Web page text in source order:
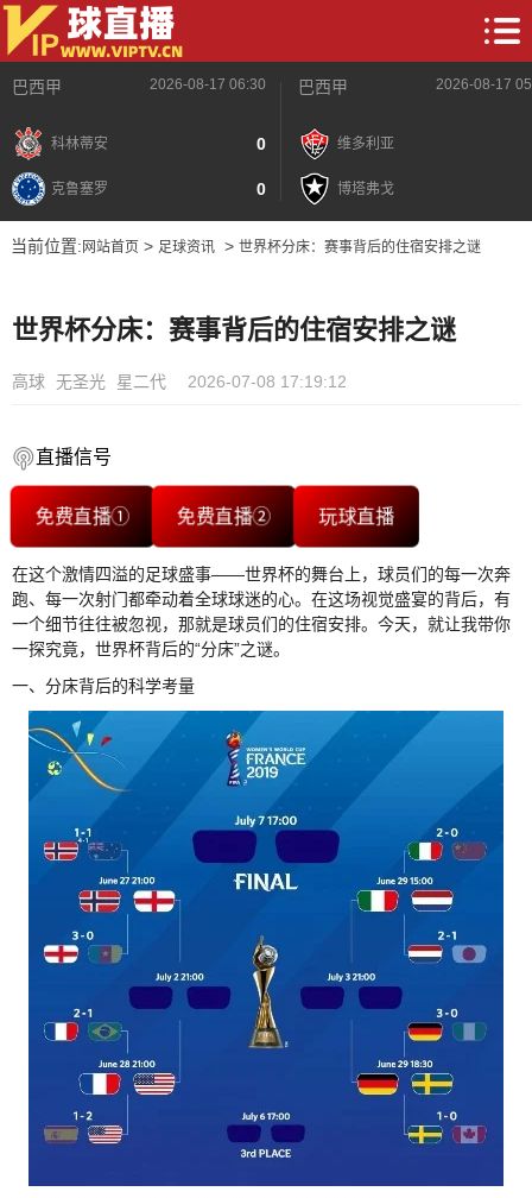
巴西甲 2026-08-17 06:30
科林蒂安 0
克鲁塞罗 0
巴西甲 2026-08-17
维多利亚
博塔弗戈
当前位置: 网站首页> 足球资讯> 世界杯分床：赛事背后的住宿安排之谜
世界杯分床：赛事背后的住宿安排之谜
高球 无圣光 星二代 2026-07-08 17:19:12
直播信号
免费直播① 免费直播② 玩球直播
在这个激情四溢的足球盛事——世界杯的舞台上，球员们的每一次奔
跑、每一次射门都牵动着全球球迷的心。在这场视觉盛宴的背后，有
一个细节往往被忽视，那就是球员们的住宿安排。今天，就让我带你
一探究竟，世界杯背后的“分床”之谜。
一、分床背后的科学考量